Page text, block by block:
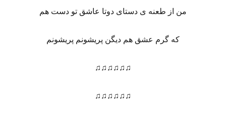
من از طعنه ی دستای دوتا عاشق تو دست هم
که گرم عشق هم دیگن پریشونم پریشونم
♫♫♫♫♫♫
♫♫♫♫♫♫